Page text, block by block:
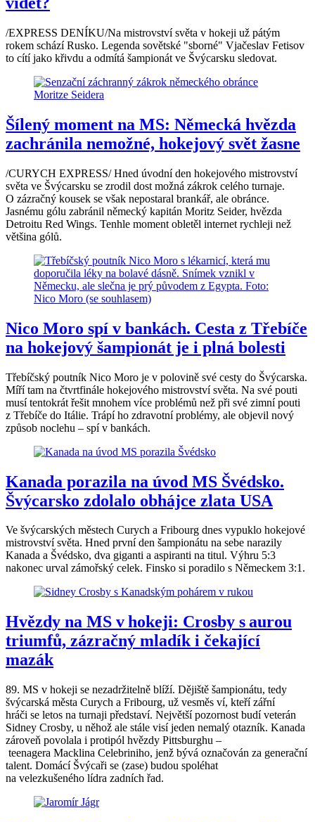
/EXPRESS DENÍKU/Na mistrovství světa v hokeji už pátým
rokem schází Rusko. Legenda sovětské "sborné" Vjačeslav Fetisov
to cítí jako křivdu a odmítá šampionát ve Švýcarsku sledovat.
Šílený moment na MS: Německá hvězda
zachránila nemožné, hokejový svět žasne
/CURYCH EXPRESS/ Hned úvodní den hokejového mistrovství
světa ve Švýcarsku se zrodil dost možná zákrok celého turnaje.
O zázračný kousek se však nepostaral brankář, ale obránce.
Jasnému gólu zabránil německý kapitán Moritz Seider, hvězda
Detroitu Red Wings. Tenhle moment obletěl internet rychleji než
většina gólů.
Nico Moro spí v bankách. Cesta z Třebíče
na hokejový šampionát je i plná bolesti
Třebíčský poutník Nico Moro je v polovině své cesty do Švýcarska.
Míří tam na čtvrtfinále hokejového mistrovství světa. Na své pouti
musí tentokrát řešit mnohem více problémů než při své zimní pouti
z Třebíče do Itálie. Trápí ho zdravotní problémy, ale objevil nový
způsob noclehu – spí v bankách.
Kanada porazila na úvod MS Švédsko.
Švýcarsko zdolalo obhájce zlata USA
Ve švýcarských městech Curych a Fribourg dnes vypuklo hokejové
mistrovství světa. Hned první den šampionátu na sebe narazily
Kanada a Švédsko, dva giganti a aspiranti na titul. Výhru 5:3
nakonec urval zámořský celek. Finsko si poradilo s Německem 3:1.
Hvězdy na MS v hokeji: Crosby s aurou
triumfů, zázračný mladík i čekající
mazák
89. MS v hokeji se nezadržitelně blíží. Dějiště šampionátu, tedy
švýcarská města Curych a Fribourg, už vesměs ví, kteří zářní
hráči se letos na turnaji představí. Největší pozornost budí veterán
Sidney Crosby, u něhož ale stále visí jeden nemalý otazník. Kanada
zároveň povolala i protipól hvězdy Pittsburghu –
teenagera Macklina Celebriniho, jenž bývá označován za generační
talent. Domácí Švýcaři se (zase) budou spoléhat
na velezkušeného lídra zadních řad.